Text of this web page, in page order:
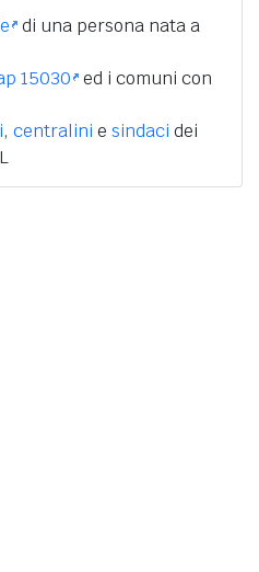
di una persona nata a
15030 ed i comuni con
, centralini e sindaci dei